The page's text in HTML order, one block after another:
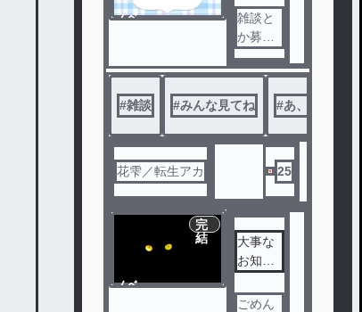
ノベ
雑談と
か募集
の説明
とか色
々しま
す
#雑談 #みんな見てね #あ、やっぱ
花雫／転生アカ 25
ノベ
完
結
大事な
お知ら
ごめん